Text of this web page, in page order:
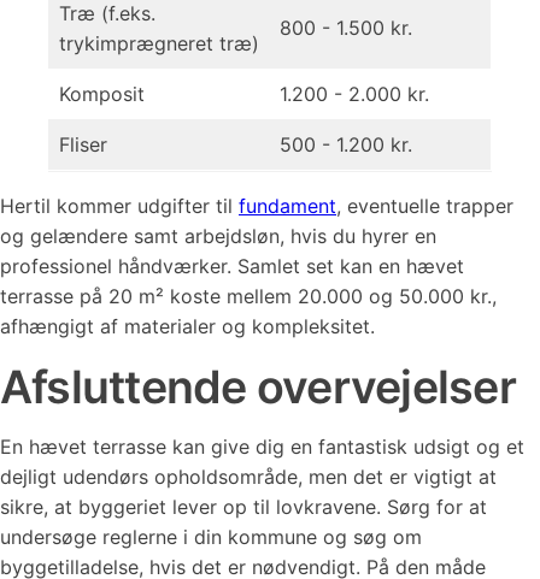
Træ (f.eks.
trykimprægneret træ)
800 - 1.500 kr.
Komposit 1.200 - 2.000 kr.
Fliser 500 - 1.200 kr.
Hertil kommer udgifter til fundament, eventuelle trapper
og gelændere samt arbejdsløn, hvis du hyrer en
professionel håndværker. Samlet set kan en hævet
terrasse på 20 m² koste mellem 20.000 og 50.000 kr.,
afhængigt af materialer og kompleksitet.
Afsluttende overvejelser
En hævet terrasse kan give dig en fantastisk udsigt og et
dejligt udendørs opholdsområde, men det er vigtigt at
sikre, at byggeriet lever op til lovkravene. Sørg for at
undersøge reglerne i din kommune og søg om
byggetilladelse, hvis det er nødvendigt. På den måde